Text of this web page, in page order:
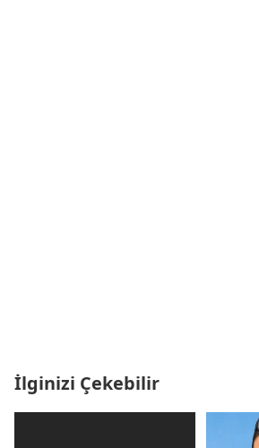
İlginizi Çekebilir